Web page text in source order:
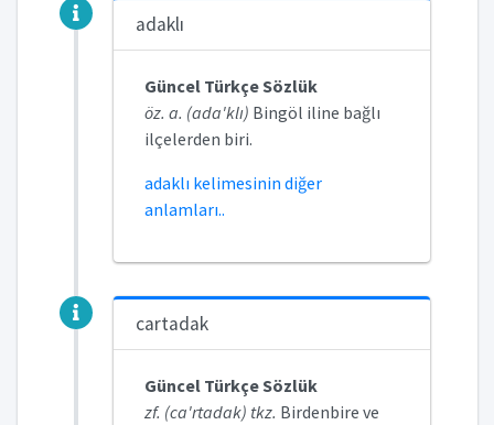
adaklı
Güncel Türkçe Sözlük
öz. a. (ada'klı) Bingöl iline bağlı
ilçelerden biri.
adaklı kelimesinin diğer
anlamları..
cartadak
Güncel Türkçe Sözlük
zf. (ca'rtadak) tkz. Birdenbire ve